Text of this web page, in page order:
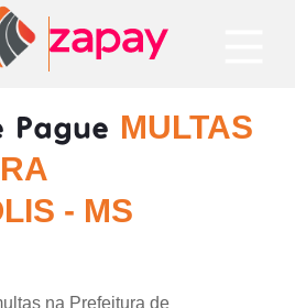
Pague MULTAS
- MS
na Prefeitura de